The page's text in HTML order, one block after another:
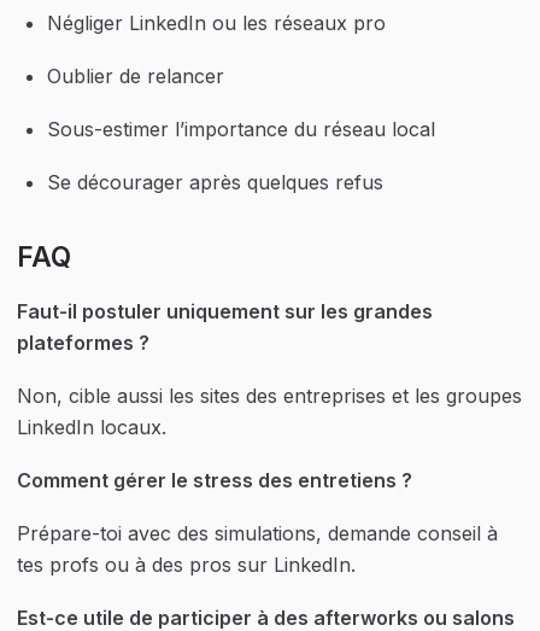
Négliger LinkedIn ou les réseaux pro
Oublier de relancer
Sous-estimer l’importance du réseau local
Se décourager après quelques refus
FAQ
Faut-il postuler uniquement sur les grandes
plateformes ?
Non, cible aussi les sites des entreprises et les groupes
LinkedIn locaux.
Comment gérer le stress des entretiens ?
Prépare-toi avec des simulations, demande conseil à
tes profs ou à des pros sur LinkedIn.
Est-ce utile de participer à des afterworks ou salons